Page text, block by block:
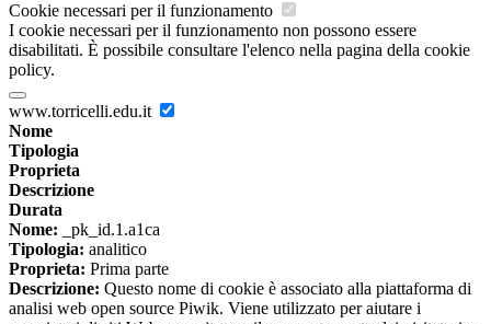
Cookie necessari per il funzionamento
I cookie necessari per il funzionamento non possono essere
disabilitati. È possibile consultare l'elenco nella pagina della cookie
policy.
www.torricelli.edu.it
Nome
Tipologia
Proprieta
Descrizione
Durata
Nome: _pk_id.1.a1ca
Tipologia: analitico
Proprieta: Prima parte
Descrizione: Questo nome di cookie è associato alla piattaforma di
analisi web open source Piwik. Viene utilizzato per aiutare i